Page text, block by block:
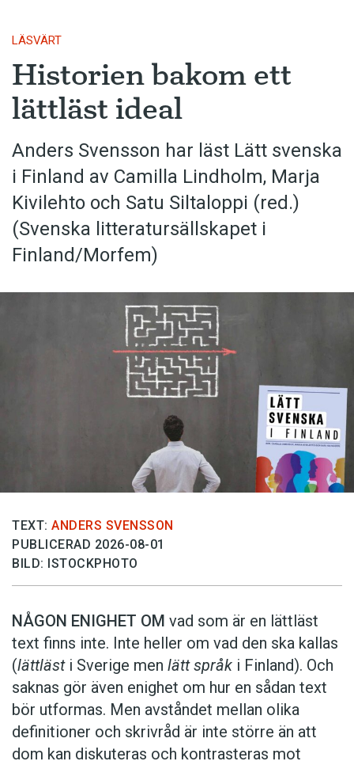
LÄSVÄRT
Historien bakom ett
lättläst ideal
Anders Svensson har läst Lätt svenska
i Finland av Camilla Lindholm, Marja
Kivilehto och Satu Siltaloppi (red.)
(Svenska litteratur­sällskapet i
Finland/Morfem)
TEXT: ANDERS SVENSSON
PUBLICERAD 2026-08-01
BILD: ISTOCKPHOTO
NÅGON ENIGHET OM vad som är en lättläst
text finns inte. Inte heller om vad den ska kallas
(lättlästi Sverige men lätt språk i Finland). Och
saknas gör även enighet om hur en sådan text
bör utformas. Men avståndet mellan olika
definitioner och skrivråd är inte större än att
dom kan diskuteras och kontrasteras mot